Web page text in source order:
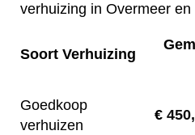
verhuizing in Overmeer en
Soort Verhuizing
Goedkoop
verhuizen
€